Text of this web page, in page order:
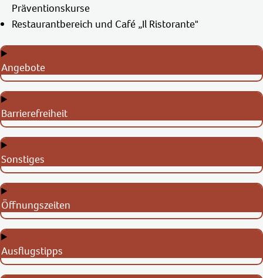
Präventionskurse
Restaurantbereich und Café „Il Ristorante"
Angebote
Barrierefreiheit
Sonstiges
Öffnungszeiten
Ausflugstipps